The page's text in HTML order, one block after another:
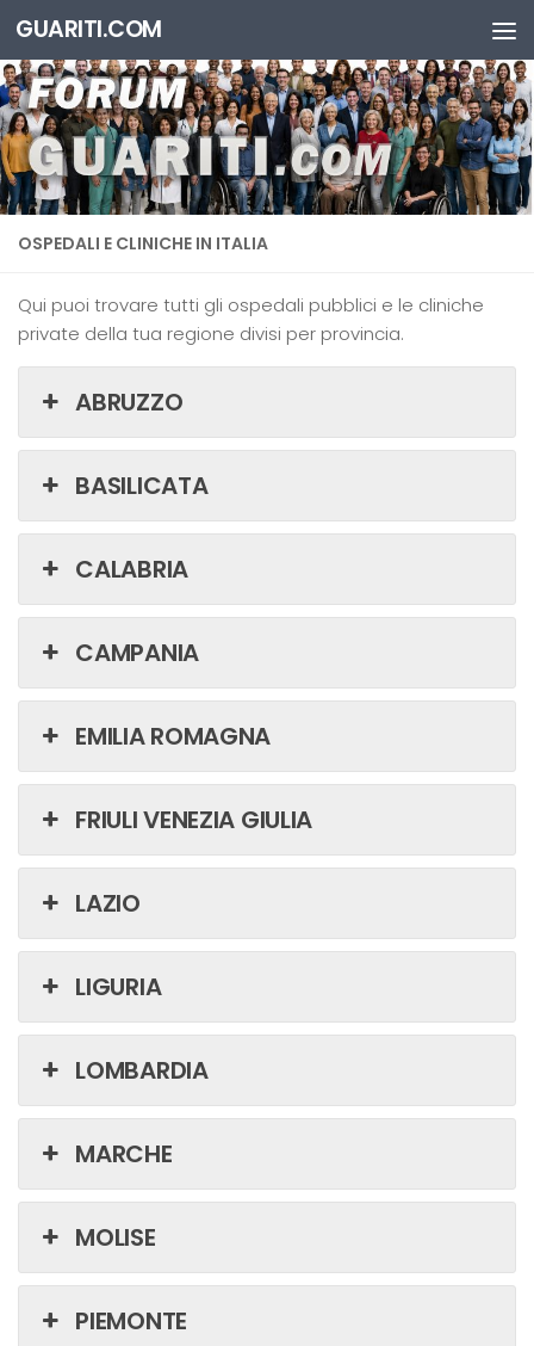
Salta al contenuto
GUARITI.COM
OSPEDALI E CLINICHE IN ITALIA
Qui puoi trovare tutti gli ospedali pubblici e le cliniche
private della tua regione divisi per provincia.
ABRUZZO
BASILICATA
CALABRIA
CAMPANIA
EMILIA ROMAGNA
FRIULI VENEZIA GIULIA
LAZIO
LIGURIA
LOMBARDIA
MARCHE
MOLISE
PIEMONTE